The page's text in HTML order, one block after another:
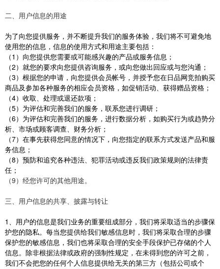
二、用户信息的用途
为了向您提供服务，并不断提升我们的服务体验，我们将不可避免地
使用您的信息，信息的使用方式和用途主要包括：
（1）向您提供您需要或可能感兴趣的产品或服务信息；
（2）就您的要求向您提供咨询服务，或向您做出回应或与您沟通；
（3）根据您的申请，向您提供会员帐号，并授予您在日品网竞拍购买
商品及参加各种服务的相应会员资格，如促销活动、获得赠品资格；
（4）收取、处理或退还款项；
（5）为评估和完善我们的服务，联系您进行调研；
（6）为评估和完善我们的服务，进行数据分析，如购买行为或趋势分
析、市场或顾客调查、财务分析；
（7）在事先获得您同意的情况下，向您指定的联系方式发送产品和服
务信息；
（8）预防和追究各种违法、犯罪活动或违反我们政策规则的法律责
任；
（9）经您许可的其他用途。
三、用户信息的共享、披露与转让
1、用户的信息是我们业务的重要组成部分，我们将采取适当的步骤保
护您的隐私。每当您提供给我们敏感信息时，我们将采取合理的步骤
保护您的敏感信息，我们也将采取合理的安全手段保护已存储的个人
信息。除非根据法律或政府的强制性规定，在未得到您的许可之前，
我们不会把您的任何个人信息提供给无关的第三方（包括公司或个